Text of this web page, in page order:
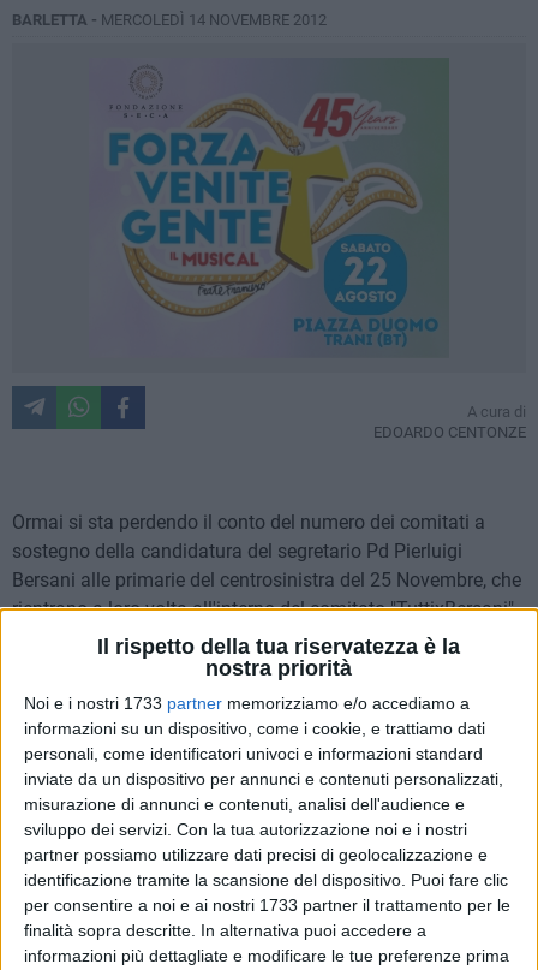
Il rispetto della tua riservatezza è la
nostra priorità
Noi e i nostri 1733 partner memorizziamo e/o accediamo a
informazioni su un dispositivo, come i cookie, e trattiamo dati
personali, come identificatori univoci e informazioni standard
inviate da un dispositivo per annunci e contenuti personalizzati,
misurazione di annunci e contenuti, analisi dell'audience e
sviluppo dei servizi. Con la tua autorizzazione noi e i nostri
partner possiamo utilizzare dati precisi di geolocalizzazione e
identificazione tramite la scansione del dispositivo. Puoi fare clic
per consentire a noi e ai nostri 1733 partner il trattamento per le
finalità sopra descritte. In alternativa puoi accedere a
informazioni più dettagliate e modificare le tue preferenze prima
BARLETTA - MERCOLEDÌ 14 NOVEMBRE 2012
A cura di
EDOARDO CENTONZE
Ormai si sta perdendo il conto del numero dei comitati a
sostegno della candidatura del segretario Pd Pierluigi
Bersani alle primarie del centrosinistra del 25 Novembre, che
rientrano a loro volta all'interno del comitato "TuttixBersani".
A Barletta, in una conferenza stampa, hanno presentato il
comitato "Domani Italia con Bersani al centro" (creato
dall'area Modem del Pd, e coordinato a livello nazionale
dall'ex ministro dell'Istruzione, Beppe Fioroni), il consigliere
regionale del Pd, Ruggiero Mennea, l'ex vicesegretaria del Pd
di Barletta, Caterina Spadafora, e il capogruppo consiliare
del Pd a Trinitapoli, Donato Piccinino. «I nostri comitati sono
diversi da quelli dell'area Bersani, in quanto l'area Modem ha
sostenuto al congresso la mozione di Franceschini - ha detto
Mennea - Riteniamo comunque che il segretario Bersani,
rispetto a Renzi, incarni meglio lo spirito del Pd, e abbia
maggiori competenze per governare il paese. Vogliamo